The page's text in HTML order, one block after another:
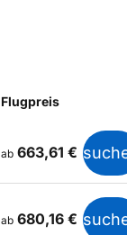
Flugpreis
ab 663,61 €
ab 680,16 €